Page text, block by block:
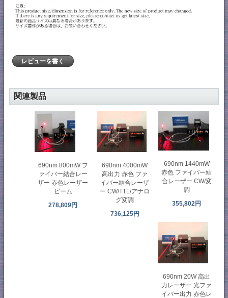
レビューを書く
関連製品
690nm 800mW フ
ァイバー結合レー
ザー 赤色レーザー
ビーム
278,809円
690nm 4000mW
高出力 赤色 ファ
イバー結合レーザ
ー CW/TTL/アナロ
グ変調
736,125円
690nm 1440mW
赤色 ファイバー結
合レーザー CW/変
調
355,802円
690nm 20W 高出
力レーザー 光ファ
イバー出力 赤色レ